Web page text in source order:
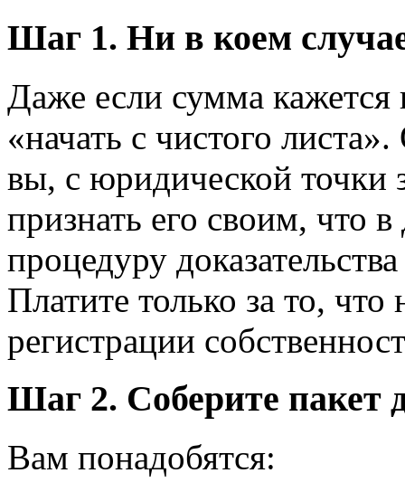
Шаг 1. Ни в коем
Даже если сумма
«начать с чистого
вы, с юридической точки
признать его своим, что
процедуру
Платите только за то,
регистрации
Шаг 2. Соберите пакет
Вам понадобятся: